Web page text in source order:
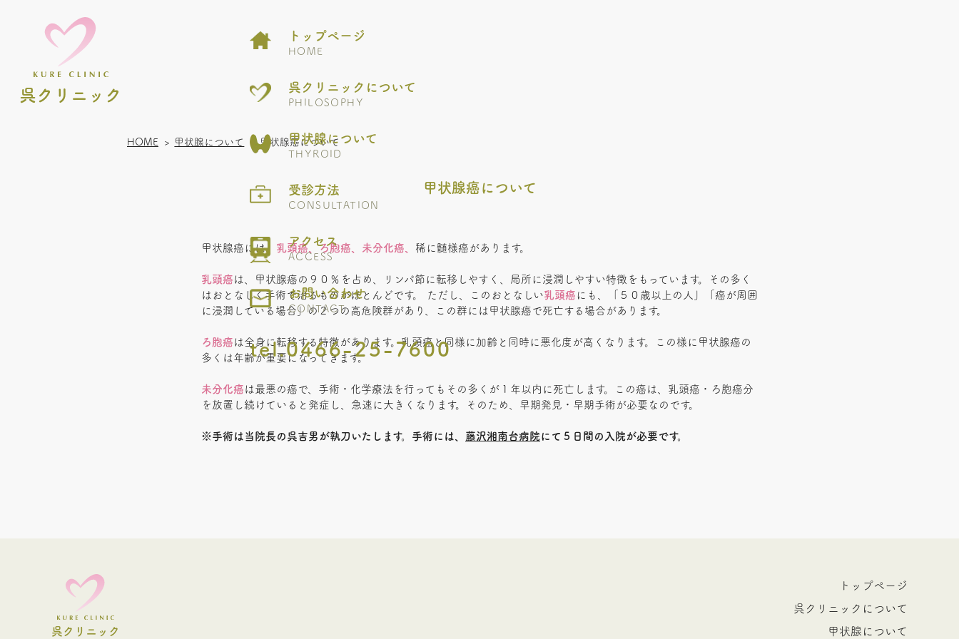
呉クリニック
トップページ
HOME
呉クリニックについて
PHILOSOPHY
甲状腺について
THYROID
受診方法
CONSULTATION
アクセス
ACCESS
お問い合わせ
CONTACT
tel.0466-25-7600
HOME 甲状腺について 甲状腺癌について
甲状腺癌について
甲状腺癌には、 乳頭癌、ろ胞癌、未分化癌、 稀に髄様癌があります。
乳頭癌 は、甲状腺癌の９０％を占め、リンパ節に転移しやすく、局所に浸潤しやすい特徴をもっています。その多く
はおとなしく手術で治るものがほとんどです。 ただし、このおとなしい乳頭癌 にも、「５０歳以上の人」「癌が周囲
に浸潤している場合」の２つの高危険群があり、この群には甲状腺癌で死亡する場合があります。
ろ胞癌 は全身に転移する特徴があります。乳頭癌と同様に加齢と同時に悪化度が高くなります。この様に甲状腺癌の
多くは年齢が重要になってきます。
未分化癌 は最悪の癌で、手術・化学療法を行ってもその多くが１年以内に死亡します。この癌は、乳頭癌・ろ胞癌分
を放置し続けていると発症し、急速に大きくなります。そのため、早期発見・早期手術が必要なのです。
※手術は当院長の呉吉男が執刀いたします。手術には、 藤沢湘南台病院 にて５日間の入院が必要です。
呉クリニック
トップページ
呉クリニックについて
甲状腺について